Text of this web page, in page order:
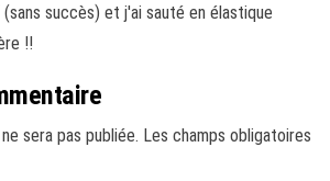
succès) et j'ai sauté en élastique
!!
sera pas publiée. Les champs obligatoires